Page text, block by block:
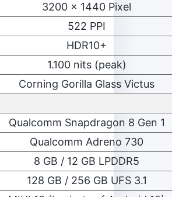
3200 x 1440 Pixel
522 PPI
HDR10+
1.100 nits (peak)
Corning Gorilla Glass Victus
Qualcomm Snapdragon 8 Gen 1
Qualcomm Adreno 730
8 GB / 12 GB LPDDR5
128 GB / 256 GB UFS 3.1